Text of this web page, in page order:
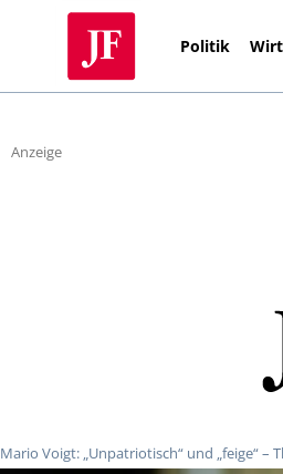
Politik
Anzeige
Mario Voigt: „Unpatriotisch“ und „feige“